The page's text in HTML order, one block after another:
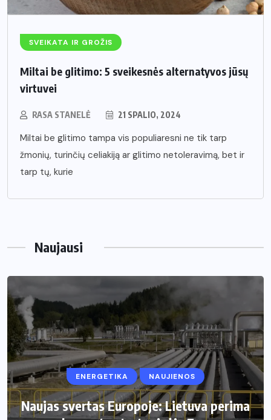
SVEIKATA IR GROŽIS
Miltai be glitimo: 5 sveikesnės alternatyvos jūsų
virtuvei
RASA STANELĖ 21 SPALIO, 2024
Miltai be glitimo tampa vis populiaresni ne tik tarp
žmonių, turinčių celiakiją ar glitimo netoleravimą, bet ir
tarp tų, kurie
Naujausi
ENERGETIKA NAUJIENOS
Naujas svertas Europoje: Lietuva perima